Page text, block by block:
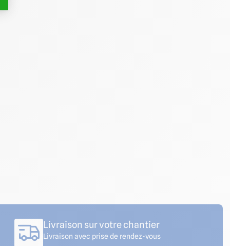
Livraison sur votre chantier
Livraison avec prise de rendez-vous